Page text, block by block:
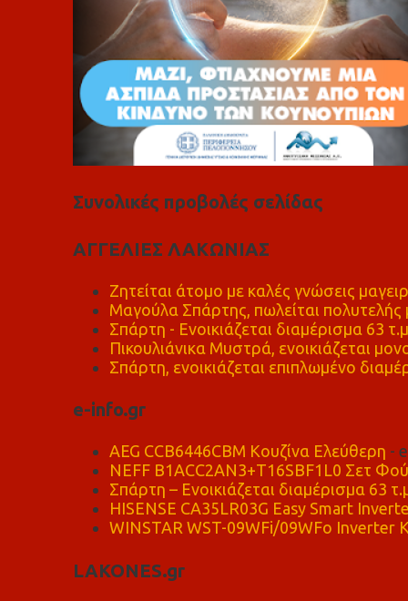
Συνολικές προβολές σελίδας
ΑΓΓΕΛΙΕΣ ΛΑΚΩΝΙΑΣ
Ζητείται άτομο με καλές γνώσεις
Μαγούλα Σπάρτης, πωλείται πολυτελής
Σπάρτη - Ενοικιάζεται διαμέρισμα 63 τ.μ
Πικουλιάνικα Μυστρά, ενοικιάζεται
Σπάρτη, ενοικιάζεται επιπλωμένο
e-info.gr
AEG CCB6446CBM Κουζίνα Ελεύθερη -
NEFF B1ACC2AN3+T16SBF1L0 Σετ
Σπάρτη – Ενοικιάζεται διαμέρισμα 63
HISENSE CA35LR03G Easy Smart
WINSTAR WST-09WFi/09WFo Inverter
LAKONES.gr